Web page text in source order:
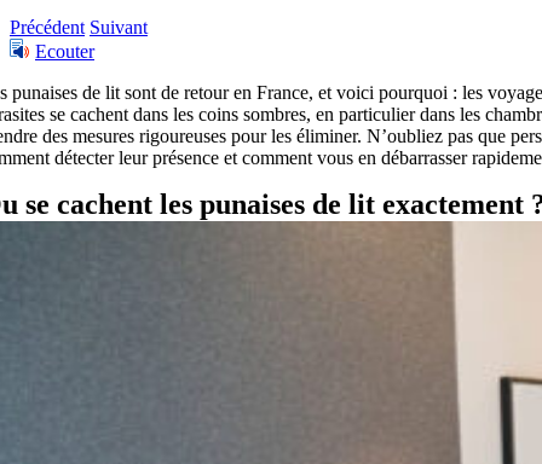
Précédent Suivant
Ecouter
punaises de lit sont de retour en France, et voici pourquoi : les
se cachent dans les coins sombres, en particulier dans les
des mesures rigoureuses pour les éliminer. N’oubliez pas que
détecter leur présence et comment vous en débarrasser
se cachent les punaises de lit exactement